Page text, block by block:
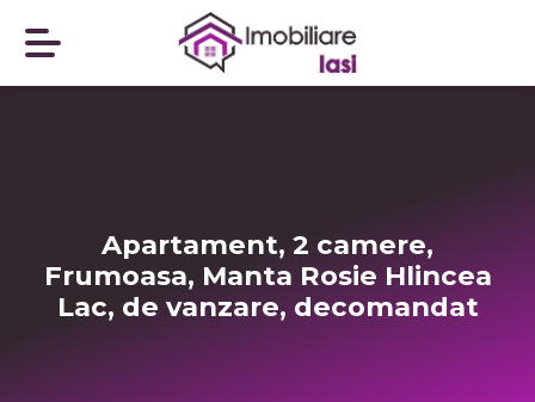
Apartament, 2 camere,
Frumoasa, Manta Rosie Hlincea
Lac, de vanzare, decomandat